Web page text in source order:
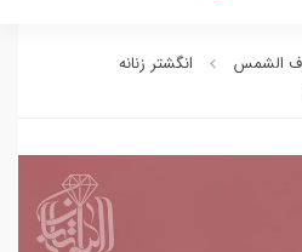
الشمس
انگشتر زنانه